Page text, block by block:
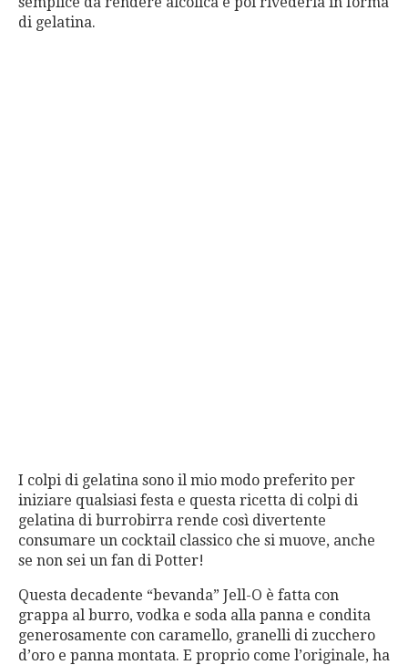
di gelatina.
I colpi di gelatina sono il mio modo preferito per
iniziare qualsiasi festa e questa ricetta di colpi di
gelatina di burrobirra rende così divertente
consumare un cocktail classico che si muove, anche
se non sei un fan di Potter!
Questa decadente “bevanda” Jell-O è fatta con
grappa al burro, vodka e soda alla panna e condita
generosamente con caramello, granelli di zucchero
d’oro e panna montata. E proprio come l’originale, ha